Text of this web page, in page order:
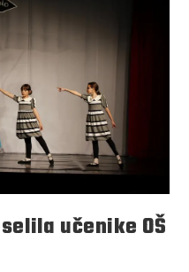
učenike OŠ